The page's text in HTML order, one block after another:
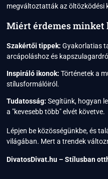
megváltoztatták az öltözködési
Miért érdemes minket
Szakértői tippek: Gyakorlatias
arcápoláshoz és
Inspiráló ikonok: Történetek a
stílusformálóiról.
Tudatosság: Segítünk, hogyan
a "kevesebb több" elvét követve.
Lépjen be közösségünkbe, és
világában. Mert a trendek
DivatosDivat.hu – Stílusban